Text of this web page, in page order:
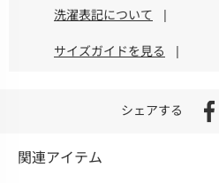
洗濯表記について |
サイズガイドを見る |
シェアする
関連アイテム